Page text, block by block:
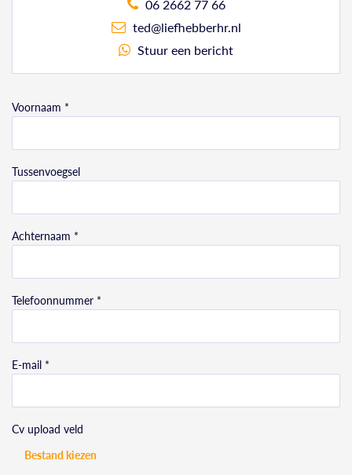
06 2662 77 66
ted@liefhebberhr.nl
Stuur een bericht
Voornaam *
Tussenvoegsel
Achternaam *
Telefoonnummer *
E-mail *
Cv upload veld
Bestand kiezen